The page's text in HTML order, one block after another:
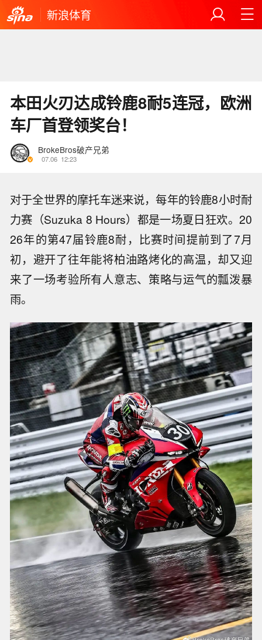
新浪体育
本田火刃达成铃鹿8耐5连冠，欧洲
车厂首登领奖台！
BrokeBros破产兄弟
07.06 12:23
对于全世界的摩托车迷来说，每年的铃鹿8小时耐
力赛（Suzuka 8 Hours）都是一场夏日狂欢。20
26年的第47届铃鹿8耐，比赛时间提前到了7月
初，避开了往年能将柏油路烤化的高温，却又迎
来了一场考验所有人意志、策略与运气的瓢泼暴
雨。